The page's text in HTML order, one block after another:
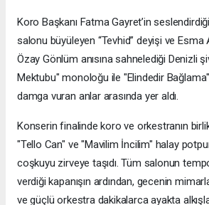
Koro Başkanı Fatma Gayret’in
salonu büyüleyen “Tevhid” deyişi ve Esma
Özay Gönlüm anısına sahnelediği Denizli
Mektubu" monoloğu ile "Elindedir
damga vuran anlar arasında yer aldı.
Konserin finalinde koro ve orkestranın
"Tello Can" ve "Mavilim İncilim" halay
coşkuyu zirveye taşıdı. Tüm salonun
verdiği kapanışın ardından, gecenin
ve güçlü orkestra dakikalarca ayakta